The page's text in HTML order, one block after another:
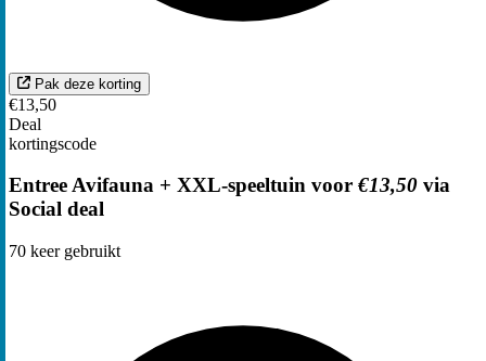
Pak deze korting
€13,50
Deal
kortingscode
Entree Avifauna + XXL-speeltuin voor €13,50 via
Social deal
70 keer gebruikt